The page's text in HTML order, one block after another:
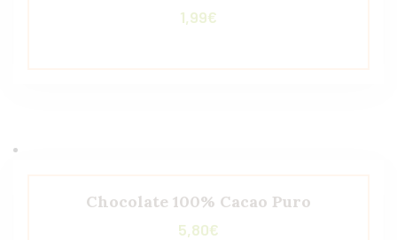
1,99€
Chocolate 100% Cacao Puro
5,80€